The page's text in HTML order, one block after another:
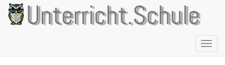
Direkt
zum
Inhalt
Unterricht.Schule